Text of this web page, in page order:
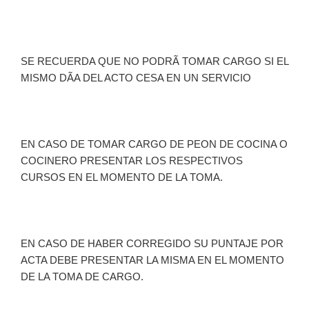
SE RECUERDA QUE NO PODRÃ TOMAR CARGO SI EL
MISMO DÃA DEL ACTO CESA EN UN SERVICIO
EN CASO DE TOMAR CARGO DE PEON DE COCINA O
COCINERO PRESENTAR LOS RESPECTIVOS
CURSOS EN EL MOMENTO DE LA TOMA.
EN CASO DE HABER CORREGIDO SU PUNTAJE POR
ACTA DEBE PRESENTAR LA MISMA EN EL MOMENTO
DE LA TOMA DE CARGO.